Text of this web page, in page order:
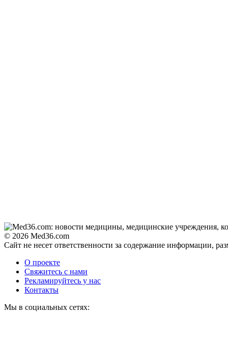
© 2026 Med36.com
Сайт не несет ответственности за содержание информации,
О проекте
Свяжитесь с нами
Рекламируйтесь у нас
Контакты
Мы в социальных сетях: